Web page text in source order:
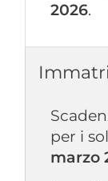
2026.
per i
marzo